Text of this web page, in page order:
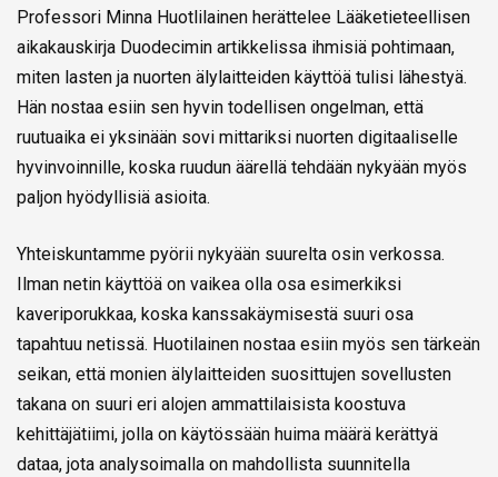
Professori Minna Huotlilainen herättelee Lääketieteellisen
aikakauskirja Duodecimin artikkelissa ihmisiä pohtimaan,
miten lasten ja nuorten älylaitteiden käyttöä tulisi lähestyä.
Hän nostaa esiin sen hyvin todellisen ongelman, että
ruutuaika ei yksinään sovi mittariksi nuorten digitaaliselle
hyvinvoinnille, koska ruudun äärellä tehdään nykyään myös
paljon hyödyllisiä asioita.
Yhteiskuntamme pyörii nykyään suurelta osin verkossa.
Ilman netin käyttöä on vaikea olla osa esimerkiksi
kaveriporukkaa, koska kanssakäymisestä suuri osa
tapahtuu netissä. Huotilainen nostaa esiin myös sen tärkeän
seikan, että monien älylaitteiden suosittujen sovellusten
takana on suuri eri alojen ammattilaisista koostuva
kehittäjätiimi, jolla on käytössään huima määrä kerättyä
dataa, jota analysoimalla on mahdollista suunnitella